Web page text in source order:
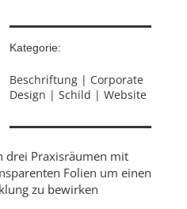
Kategorie:
Beschriftung | Corporate
Design | Schild | Website
drei Praxisräumen mit
Folien um einen
zu bewirken